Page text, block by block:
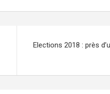
Elections 2018 : près